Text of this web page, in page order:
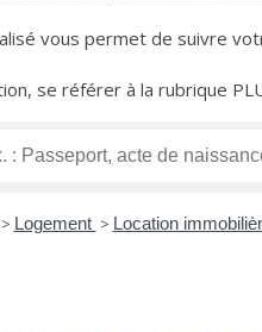
vous permet de suivre
se référer à la rubrique
> Logement > Location